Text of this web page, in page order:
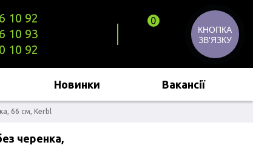
10 92
10 93
10 92
0
Новинки Вакансії
66 см, Kerbl
черенка,
КНОПКА
ЗВ'ЯЗКУ